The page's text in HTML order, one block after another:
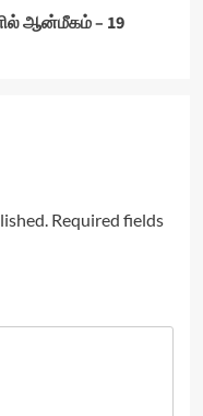
ஆன்மீகம் – 19
Required fields